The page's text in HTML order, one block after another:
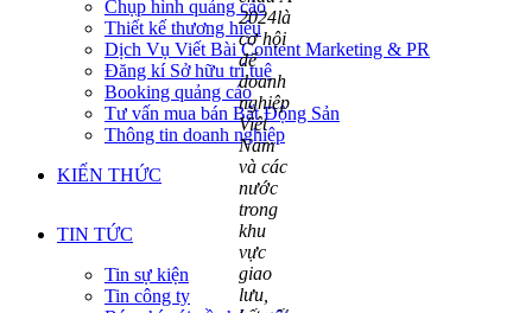
Chụp hình quảng cáo
Thiết kế thương hiệu
Dịch Vụ Viết Bài Content Marketing & PR
Đăng kí Sở hữu trí tuệ
Booking quảng cáo
Tư vấn mua bán Bất Động Sản
Thông tin doanh nghiệp
KIẾN THỨC
TIN TỨC
Tin sự kiện
Tin công ty
2024là
cơ hội
để
doanh
nghiệp
Việt
Nam
và các
nước
trong
khu
vực
giao
lưu,